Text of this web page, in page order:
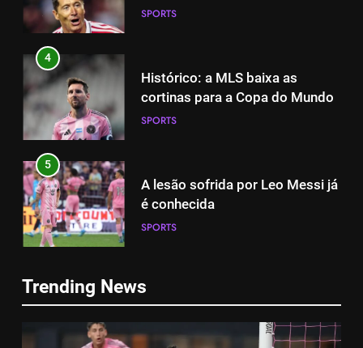
SPORTS
4
Histórico: a MLS baixa as
cortinas para a Copa do Mundo
SPORTS
5
A lesão sofrida por Leo Messi já
é conhecida
SPORTS
Exibição: duas assistências de
Leo Messi e hat-trick de Luis
Suárez
SPORTS
Trending News
5